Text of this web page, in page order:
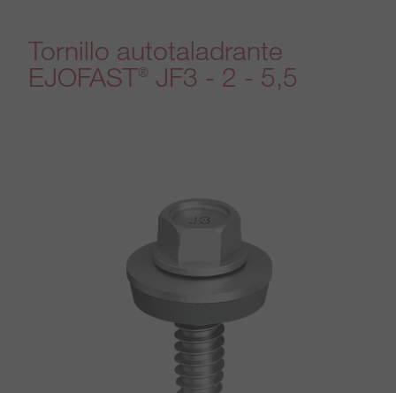
Tornillo autotaladrante
EJOFAST® JF3 - 2 - 5,5